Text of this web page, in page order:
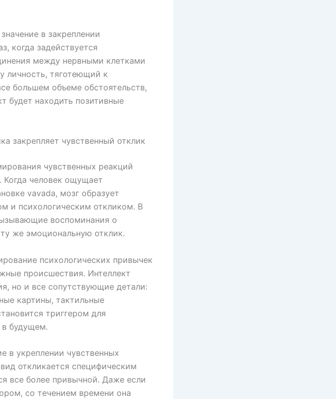
в закреплении
когда задействуется
между нервными клетками
личность, тяготеющий к
большем объеме обстоятельств,
будет находить позитивные
закрепляет чувственный отклик
чувственных реакций
Когда человек ощущает
vavada, мозг образует
и психологическим откликом. В
воспоминания о
же эмоциональную отклик.
психологических привычек
происшествия. Интеллект
но и все сопутствующие детали:
картины, тактильные
триггером для
в будущем.
в укреплении чувственных
откликается специфическим
все более привычной. Даже если
со течением времени она